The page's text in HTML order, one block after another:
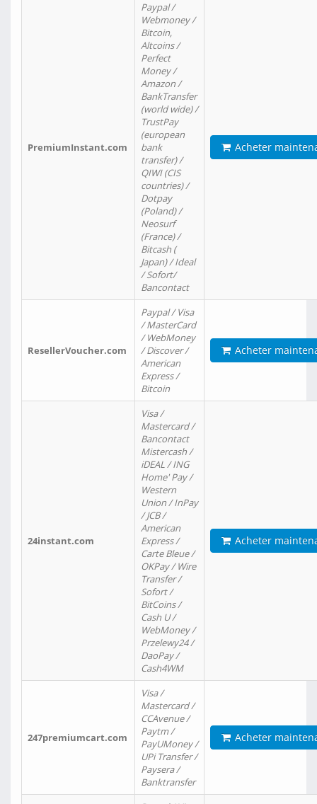
PremiumInstant.com
Paypal /
Webmoney /
Bitcoin,
Altcoins /
Perfect
Money /
Amazon /
BankTransfer
(world wide) /
TrustPay
(european
bank
transfer) /
QIWI (CIS
countries) /
Dotpay
(Poland) /
Neosurf
(France) /
Bitcash (
Japan) / Ideal
/ Sofort/
Bancontact
Acheter
ResellerVoucher.com
Paypal / Visa
/ MasterCard
/ WebMoney
/ Discover /
American
Express /
Bitcoin
Acheter
24instant.com
Visa /
Mastercard /
Bancontact
Mistercash /
iDEAL / ING
Home' Pay /
Western
Union / InPay
/ JCB /
American
Express /
Carte Bleue /
OKPay / Wire
Transfer /
Sofort /
BitCoins /
Cash U /
WebMoney /
Przelewy24 /
DaoPay /
Cash4WM
Acheter
247premiumcart.com
Visa /
Mastercard /
CCAvenue /
Paytm /
PayUMoney /
UPi Transfer /
Paysera /
Banktransfer
Acheter